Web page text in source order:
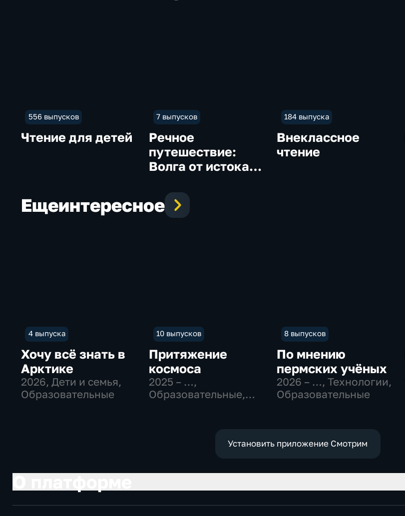
556 выпусков
Чтение для детей
7 выпусков
Речное
путешествие:
Волга от истока к
184 выпуска
Внеклассное
чтение
Ещеинтересное
4 выпуска
Хочу всё знать в
Арктике
2026, Дети и семья,
Образовательные
10 выпусков
Притяжение
космоса
2025 – …,
Образовательные,
8 выпусков
По мнению
пермских учёных
2026 – …, Технологии,
Образовательные
Установить приложение Смотрим